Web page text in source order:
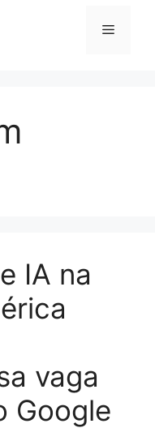
Menu
IA na
vaga
Google